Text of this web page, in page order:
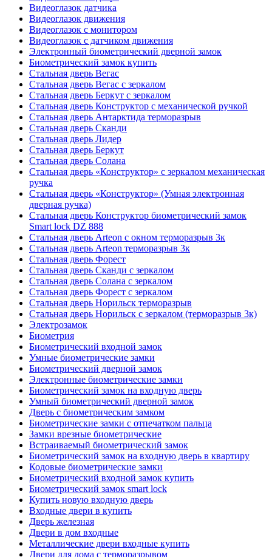
Видеоглазок датчика
Видеоглазок движения
Видеоглазок с монитором
Видеоглазок с датчиком движения
Электронный биометрический дверной замок
Биометрический замок купить
Стальная дверь Вегас
Стальная дверь Вегас с зеркалом
Стальная дверь Беркут с зеркалом
Стальная дверь Конструктор с механической ручкой
Стальная дверь Антарктида терморазрыв
Стальная дверь Сканди
Стальная дверь Лидер
Стальная дверь Беркут
Стальная дверь Солана
Стальная дверь «Конструктор» с зеркалом механическая
ручка
Стальная дверь «Конструктор» (Умная электронная
дверная ручка)
Стальная дверь Конструктор биометрический замок
Smart lock DZ 888
Стальная дверь Arteon с окном терморазрыв 3к
Стальная дверь Arteon терморазрыв 3к
Стальная дверь Форест
Стальная дверь Сканди с зеркалом
Стальная дверь Солана с зеркалом
Стальная дверь Форест с зеркалом
Стальная дверь Норильск терморазрыв
Стальная дверь Норильск с зеркалом (терморазрыв 3к)
Электрозамок
Биометрия
Биометрический входной замок
Умные биометрические замки
Биометрический дверной замок
Электронные биометрические замки
Биометрический замок на входную дверь
Умный биометрический дверной замок
Дверь с биометрическим замком
Биометрические замки с отпечатком пальца
Замки врезные биометрические
Встраиваемый биометрический замок
Биометрический замок на входную дверь в квартиру
Кодовые биометрические замки
Биометрический входной замок купить
Биометрический замок smart lock
Купить новую входную дверь
Входные двери в купить
Дверь железная
Двери в дом входные
Металлические двери входные купить
Двери для дома с терморазрывом